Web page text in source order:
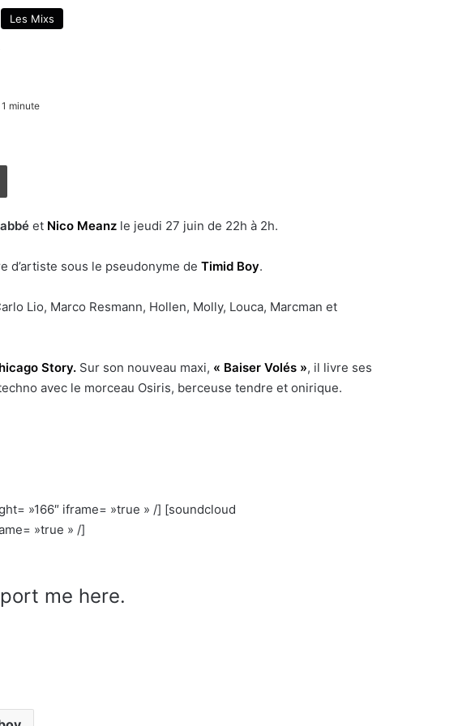
Les Mixs
minute
et Nico Meanz le jeudi 27 juin de 22h à 2h.
d’artiste sous le pseudonyme de Timid Boy.
Lio, Marco Resmann, Hollen, Molly, Louca, Marcman et
Story. Sur son nouveau maxi, « Baiser Volés », il livre ses
avec le morceau Osiris, berceuse tendre et onirique.
»166″ iframe= »true » /] [soundcloud
»true » /]
me here.